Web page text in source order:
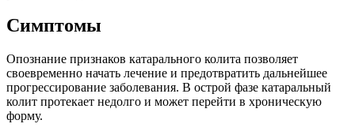
Симптомы
Опознание признаков катарального колита позволяет
своевременно начать лечение и предотвратить дальнейшее
прогрессирование заболевания. В острой фазе катаральный
колит протекает недолго и может перейти в хроническую
форму.